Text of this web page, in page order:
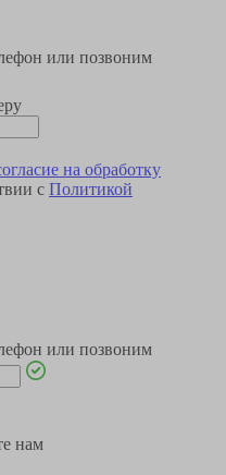
или позвоним
на обработку
с Политикой
или позвоним
нам